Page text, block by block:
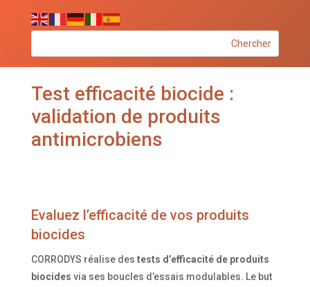
Test efficacité biocide :
validation de produits
antimicrobiens
Evaluez l’efficacité de vos produits
biocides
CORRODYS réalise des tests d’efficacité de produits
biocides via ses boucles d’essais modulables. Le but